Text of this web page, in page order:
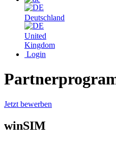
Deutschland
United
Kingdom
Login
Jetzt bewerben
winSIM